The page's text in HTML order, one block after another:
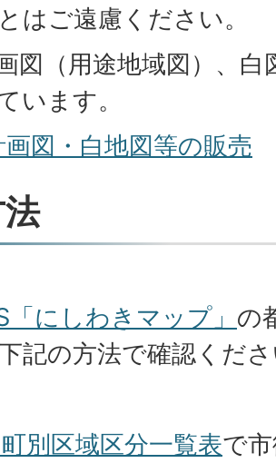
はご遠慮ください。
図（用途地域図）、白
います。
図・白地図等の販売
「にしわきマップ」 の
記の方法で確認くだ
別区域区分一覧表で